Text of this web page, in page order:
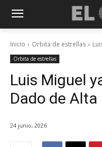
Inicio Orbita de estrellas
Orbita de estrellas
Luis Miguel
Dado de Alta
24 junio, 2026